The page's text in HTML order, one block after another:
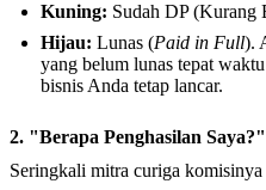
Kuning: Sudah DP (Kurang
Hijau: Lunas (Paid in Full).
yang belum lunas tepat
bisnis Anda tetap lancar.
2. "Berapa Penghasilan
Seringkali mitra curiga